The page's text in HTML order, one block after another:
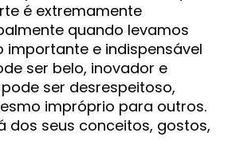
é extremamente
quando levamos
e indispensável
ser belo, inovador e
ser desrespeitoso,
impróprio para outros.
dos seus conceitos, gostos,